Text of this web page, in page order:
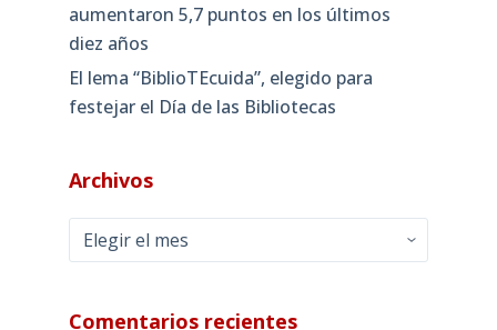
aumentaron 5,7 puntos en los últimos
diez años
El lema “BiblioTEcuida”, elegido para
festejar el Día de las Bibliotecas
Archivos
Archivos
Comentarios recientes